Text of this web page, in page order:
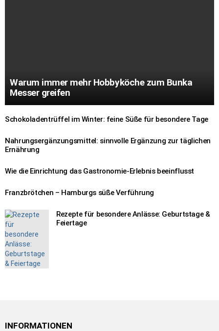
Warum immer mehr Hobbyköche zum Bunka
Messer greifen
Schokoladentrüffel im Winter: feine Süße für besondere Tage
Nahrungsergänzungsmittel: sinnvolle Ergänzung zur täglichen
Ernährung
Wie die Einrichtung das Gastronomie-Erlebnis beeinflusst
Franzbrötchen – Hamburgs süße Verführung
Rezepte für besondere Anlässe: Geburtstage &
Feiertage
INFORMATIONEN